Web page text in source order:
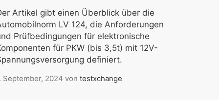
Artikel gibt einen Überblick über die
LV 124, die Anforderungen
Prüfbedingungen für elektronische
für PKW (bis 3,5t) mit 12V-
definiert.
September, 2024 von testxchange